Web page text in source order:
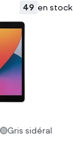
49 en stock
Gris sidéral